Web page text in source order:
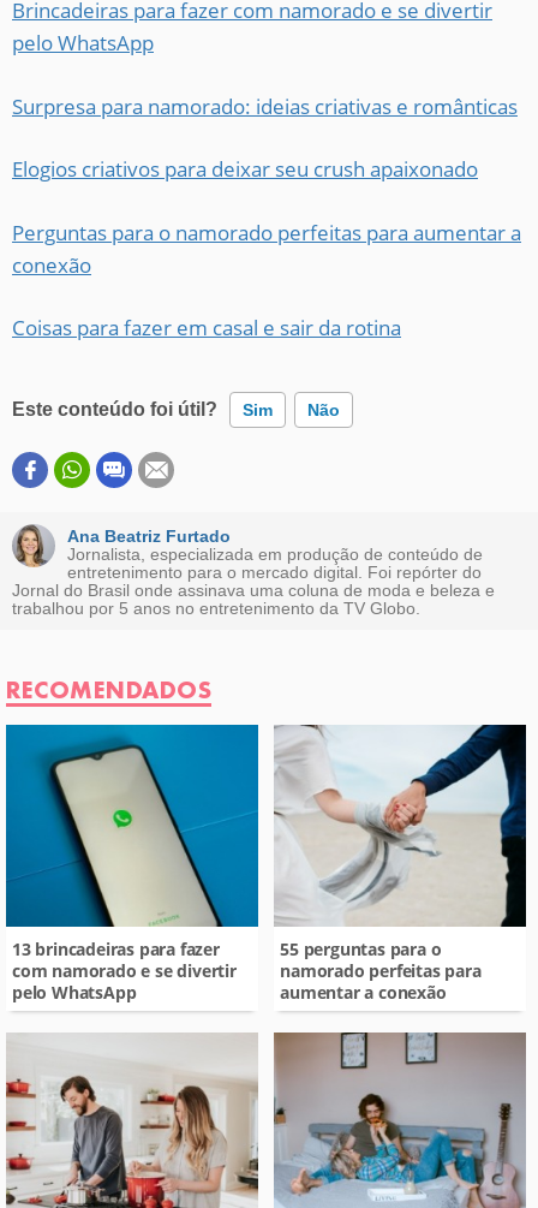
Brincadeiras para fazer com namorado e se divertir
pelo WhatsApp
Surpresa para namorado: ideias criativas e românticas
Elogios criativos para deixar seu crush apaixonado
Perguntas para o namorado perfeitas para aumentar a
conexão
Coisas para fazer em casal e sair da rotina
Este conteúdo foi útil? Sim Não
Este conteúdo contém informação incorreta
Este conteúdo não tem a informação que procuro
Outro
Ana Beatriz Furtado
Jornalista, especializada em produção de conteúdo de
entretenimento para o mercado digital. Foi repórter do
Jornal do Brasil onde assinava uma coluna de moda e beleza e
trabalhou por 5 anos no entretenimento da TV Globo.
RECOMENDADOS
13 brincadeiras para fazer
com namorado e se divertir
pelo WhatsApp
55 perguntas para o
namorado perfeitas para
aumentar a conexão